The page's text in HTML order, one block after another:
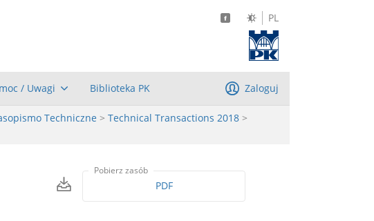
PL
/ Uwagi Biblioteka PK Zaloguj
Techniczne > Technical Transactions 2018 >
Pobierz zasób
PDF